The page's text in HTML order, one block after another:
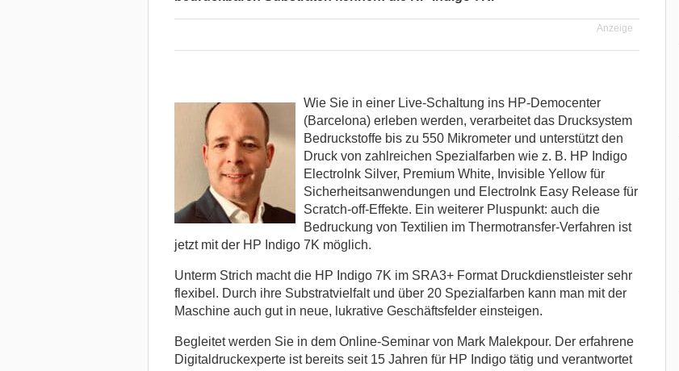
Anzeige
Wie Sie in einer Live-Schaltung ins HP-Democenter
(Barcelona) erleben werden, verarbeitet das Drucksystem
Bedruckstoffe bis zu 550 Mikrometer und unterstützt den
Druck von zahlreichen Spezialfarben wie z. B. HP Indigo
ElectroInk Silver, Premium White, Invisible Yellow für
Sicherheitsanwendungen und ElectroInk Easy Release für
Scratch-off-Effekte. Ein weiterer Pluspunkt: auch die
Bedruckung von Textilien im Thermotransfer-Verfahren ist
jetzt mit der HP Indigo 7K möglich.
Unterm Strich macht die HP Indigo 7K im SRA3+ Format Druckdienstleister sehr
flexibel. Durch ihre Substratvielfalt und über 20 Spezialfarben kann man mit der
Maschine auch gut in neue, lukrative Geschäftsfelder einsteigen.
Begleitet werden Sie in dem Online-Seminar von Mark Malekpour. Der erfahrene
Digitaldruckexperte ist bereits seit 15 Jahren für HP Indigo tätig und verantwortet